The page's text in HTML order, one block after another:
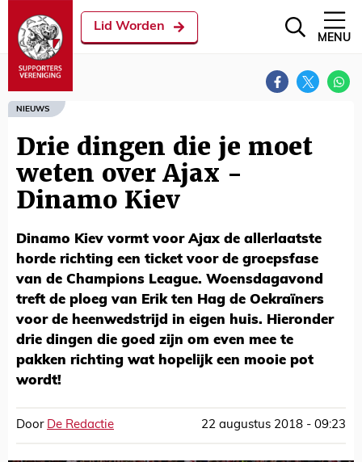
Lid Worden
MENU
NIEUWS
Drie dingen die je moet
weten over Ajax -
Dinamo Kiev
Dinamo Kiev vormt voor Ajax de allerlaatste
horde richting een ticket voor de groepsfase
van de Champions League. Woensdagavond
treft de ploeg van Erik ten Hag de Oekraïners
voor de heenwedstrijd in eigen huis. Hieronder
drie dingen die goed zijn om even mee te
pakken richting wat hopelijk een mooie pot
wordt!
Door De Redactie 22 augustus 2018 - 09:23